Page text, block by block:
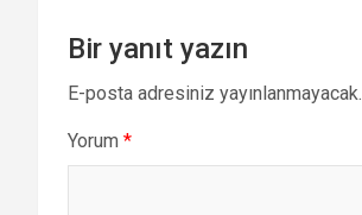
Bir yanıt yazın
E-posta adresiniz yayınlanmayacak.
Yorum *